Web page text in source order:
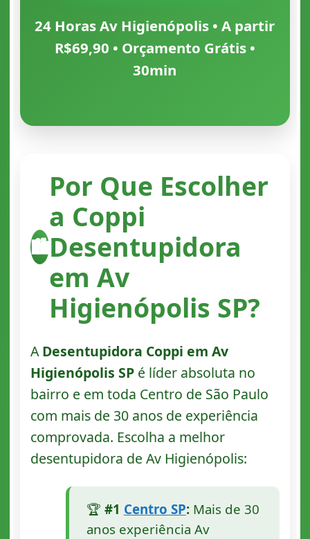
24 Horas Av Higienópolis • A partir
R$69,90 • Orçamento Grátis •
30min
🏙️
Por Que Escolher
a Coppi
Desentupidora
em Av
Higienópolis SP?
ADesentupidora Coppi em Av
Higienópolis SPé líder absoluta no
bairro e em toda Centro de São Paulo
com mais de 30 anos de experiência
comprovada. Escolha a melhor
desentupidora de Av Higienópolis:
🏆 #1 Centro SP:Mais de 30
anos experiência Av